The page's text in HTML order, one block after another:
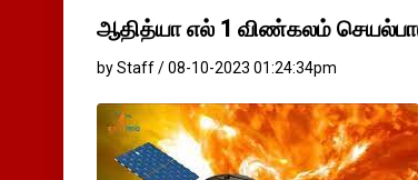
ஆதித்யா எல் 1 விண்கலம்
by Staff / 08-10-2023 01:24:34pm